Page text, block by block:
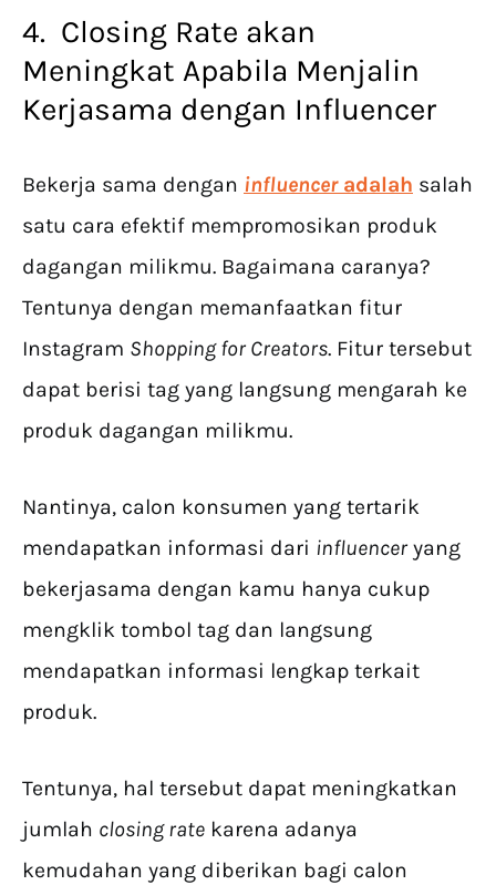
4. Closing Rate akan
Meningkat Apabila Menjalin
Kerjasama dengan Influencer
Bekerja sama dengan influenceradalah salah
satu cara efektif mempromosikan produk
dagangan milikmu. Bagaimana caranya?
Tentunya dengan memanfaatkan fitur
Instagram Shopping for Creators. Fitur tersebut
dapat berisi tag yang langsung mengarah ke
produk dagangan milikmu.
Nantinya, calon konsumen yang tertarik
mendapatkan informasi dari influencer yang
bekerjasama dengan kamu hanya cukup
mengklik tombol tag dan langsung
mendapatkan informasi lengkap terkait
produk.
Tentunya, hal tersebut dapat meningkatkan
jumlah closing rate karena adanya
kemudahan yang diberikan bagi calon